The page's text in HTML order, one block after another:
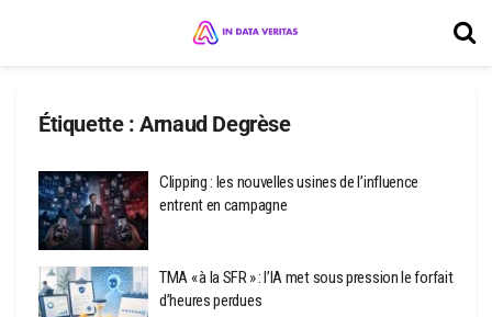
Étiquette :Arnaud Degrèse
Clipping : les nouvelles usines de l’influence
entrent en campagne
TMA « à la SFR » : l’IA met sous pression le forfait
d’heures perdues